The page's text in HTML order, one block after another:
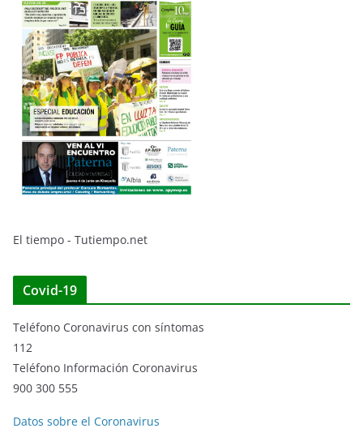
El tiempo - Tutiempo.net
Covid-19
Teléfono Coronavirus con síntomas
112
Teléfono Información Coronavirus
900 300 555
Datos sobre el Coronavirus